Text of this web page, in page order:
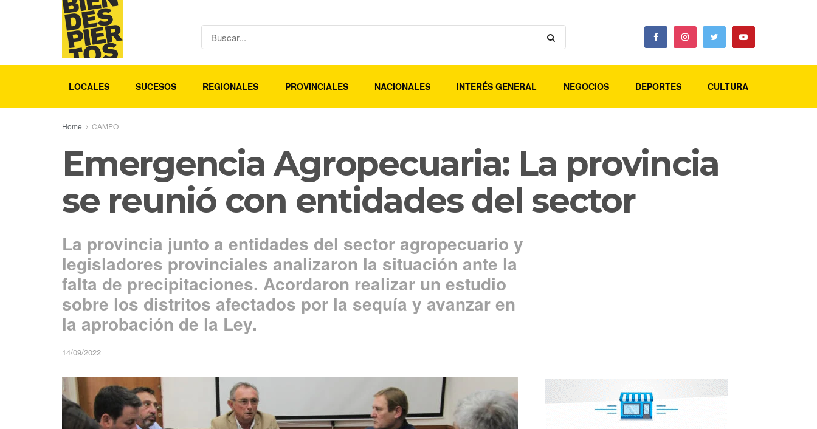
LOCALES SUCESOS REGIONALES PROVINCIALES NACIONALES INTERÉS GENERAL NEGOCIOS DEPORTES CULTURA
Home CAMPO
Emergencia Agropecuaria: La provincia
se reunió con entidades del sector
La provincia junto a entidades del sector agropecuario y
legisladores provinciales analizaron la situación ante la
falta de precipitaciones. Acordaron realizar un estudio
sobre los distritos afectados por la sequía y avanzar en
la aprobación de la Ley.
14/09/2022